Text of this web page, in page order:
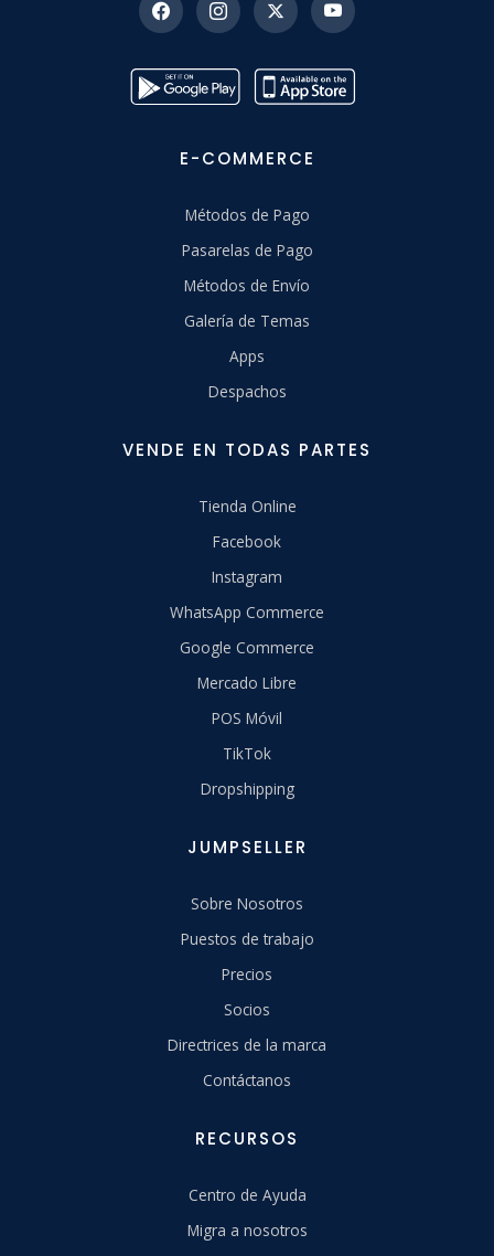
E-COMMERCE
Métodos de Pago
Pasarelas de Pago
Métodos de Envío
Galería de Temas
Apps
Despachos
VENDE EN TODAS PARTES
Tienda Online
Facebook
Instagram
WhatsApp Commerce
Google Commerce
Mercado Libre
POS Móvil
TikTok
Dropshipping
JUMPSELLER
Sobre Nosotros
Puestos de trabajo
Precios
Socios
Directrices de la marca
Contáctanos
RECURSOS
Centro de Ayuda
Migra a nosotros